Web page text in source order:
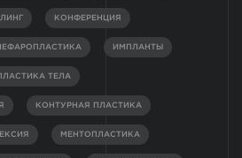
КОНФЕРЕНЦИЯ
ИМПЛАНТЫ
ТЕЛА
КОНТУРНАЯ ПЛАСТИКА
МЕНТОПЛАСТИКА